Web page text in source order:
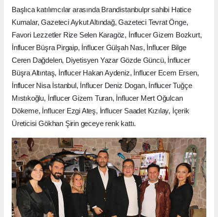
Başlıca katılımcılar arasında Brandistanbulpr sahibi Hatice
Kumalar, Gazeteci Aykut Altındağ, Gazeteci Tevrat Önge,
Favori Lezzetler Rize Selen Karagöz, İnflucer Gizem Bozkurt,
İnflucer Büşra Pirgaip, İnflucer Gülşah Nas, İnflucer Bilge
Ceren Dağdelen, Diyetisyen Yazar Gözde Güncü, İnflucer
Büşra Altıntaş, İnflucer Hakan Aydeniz, İnflucer Ecem Ersen,
İnflucer Nisa İstanbul, İnflucer Deniz Dogan, İnflucer Tuğçe
Mıstıkoğlu, İnflucer Gizem Turan, İnflucer Mert Oğulcan
Dökeme, İnflucer Ezgi Ateş, İnflucer Saadet Kızılay, İçerik
Üreticisi Gökhan Şirin geceye renk kattı.